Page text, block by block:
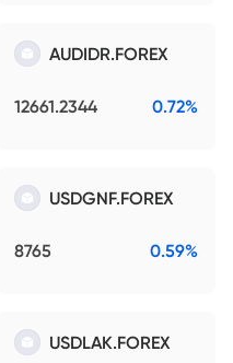
AUDIDR.FOREX
12661.2344 0.72%
USDGNF.FOREX
8765 0.59%
USDLAK.FOREX